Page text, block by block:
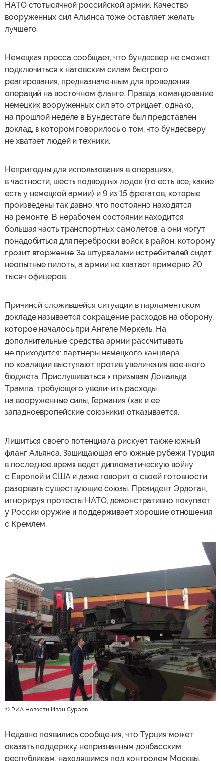
НАТО стотысячной российской армии. Качество
вооруженных сил Альянса тоже оставляет желать
лучшего.
Немецкая пресса сообщает, что бундесвер не сможет
подключиться к натовским силам быстрого
реагирования, предназначенным для проведения
операций на восточном фланге. Правда, командование
немецких вооруженных сил это отрицает, однако,
на прошлой неделе в Бундестаге был представлен
доклад, в котором говорилось о том, что бундесверу
не хватает людей и техники.
Непригодны для использования в операциях,
в частности, шесть подводных лодок (то есть все, какие
есть у немецкой армии) и 9 из 15 фрегатов, которые
произведены так давно, что постоянно находятся
на ремонте. В нерабочем состоянии находится
большая часть транспортных самолетов, а они могут
понадобиться для переброски войск в район, которому
грозит вторжение. За штурвалами истребителей сидят
неопытные пилоты, а армии не хватает примерно 20
тысяч офицеров.
Причиной сложившейся ситуации в парламентском
докладе называется сокращение расходов на оборону,
которое началось при Ангеле Меркель. На
дополнительные средства армии рассчитывать
не приходится: партнеры немецкого канцлера
по коалиции выступают против увеличения военного
бюджета. Прислушиваться к призывам Дональда
Трампа, требующего увеличить расходы
на вооруженные силы, Германия (как и ее
западноевропейские союзники) отказывается.
Лишиться своего потенциала рискует также южный
фланг Альянса. Защищающая его южные рубежи Турция
в последнее время ведет дипломатическую войну
с Европой и США и даже говорит о своей готовности
разорвать существующие союзы. Президент Эрдоган,
игнорируя протесты НАТО, демонстративно покупает
у России оружие и поддерживает хорошие отношения
с Кремлем.
© РИА Новости Иван Сураев
Недавно появились сообщения, что Турция может
оказать поддержку непризнанным донбасским
республикам, находящимся под контролем Москвы.